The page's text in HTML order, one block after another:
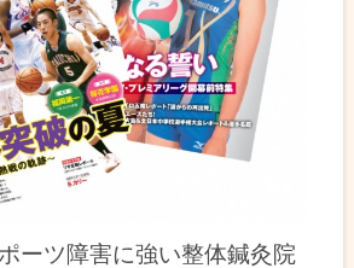
ーツ障害に強い整体鍼灸院